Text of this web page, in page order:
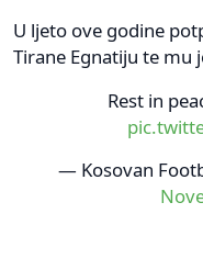
U ljeto ove godine
Tirane Egnatiju te mu
Rest in
— Kosovan